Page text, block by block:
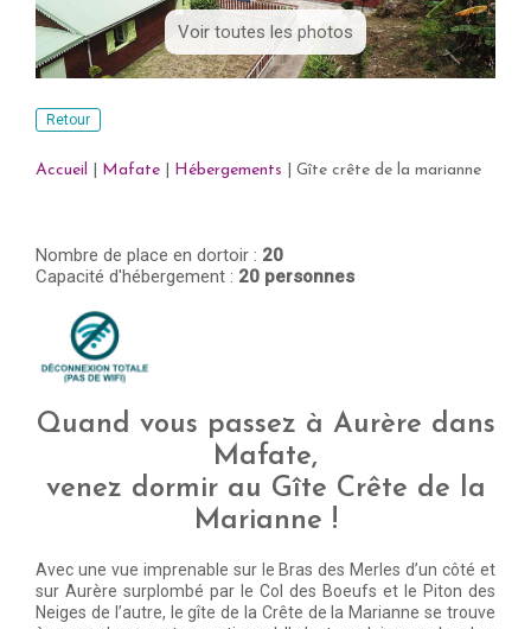
Voir toutes les photos
Retour
Accueil Mafate Hébergements Gîte crête de la marianne
Nombre de place en dortoir : 20
Capacité d'hébergement : 20 personnes
Quand vous passez à Aurère dans
Mafate,
venez dormir au Gîte Crête de la
Marianne !
Avec une vue imprenable sur le Bras des Merles d’un côté et
sur Aurère surplombé par le Col des Boeufs et le Piton des
Neiges de l’autre, le gîte de la Crête de la Marianne se trouve